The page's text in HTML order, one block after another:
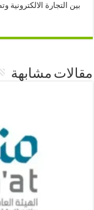
بين التجارة الالكترونية
مقالات مشابهة